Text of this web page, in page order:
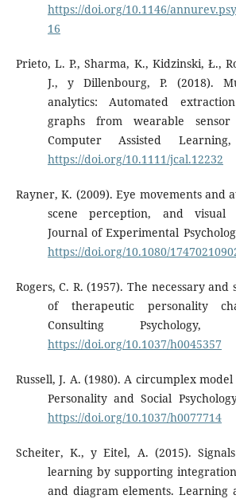
https://doi.org/10.1146/
16
Prieto, L. P., Sharma, K., Kidzinski, Ł.,
J., y Dillenbourg, P. (2018).
analytics: Automated
graphs from wearable
Computer Assisted
https://doi.org/10.1111/jcal.12232
Rayner, K. (2009). Eye movements and
scene perception, and visual
Journal of Experimental
https://doi.org/10.1080/
Rogers, C. R. (1957). The necessary
of therapeutic personality
Consulting Psychology,
https://doi.org/10.1037/h0045357
Russell, J. A. (1980). A circumplex
Personality and Social
https://doi.org/10.1037/h0077714
Scheiter, K., y Eitel, A. (2015).
learning by supporting
and diagram elements. Learning